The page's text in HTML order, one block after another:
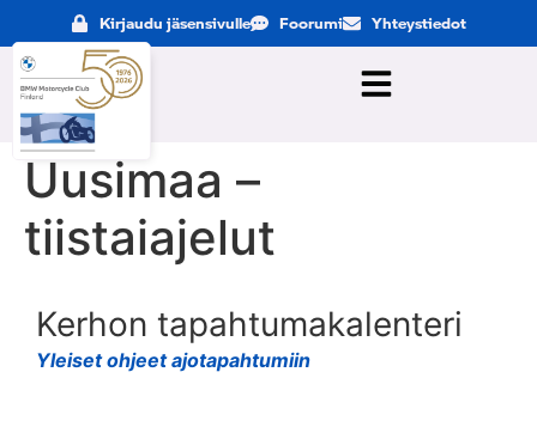
Kirjaudu jäsensivulle Foorumi Yhteystiedot
Uusimaa –
tiistaiajelut
Kerhon tapahtumakalenteri
Yleiset ohjeet ajotapahtumiin